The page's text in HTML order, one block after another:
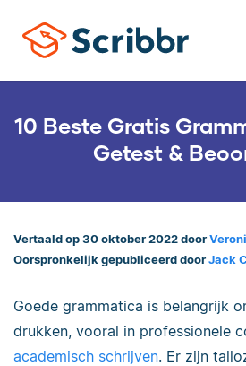
10 Beste Gratis
Getest &
Vertaald op 30 oktober 2022 door
Oorspronkelijk gepubliceerd door Jack
Goede grammatica is belangrijk
drukken, vooral in professionele
academisch schrijven. Er zijn